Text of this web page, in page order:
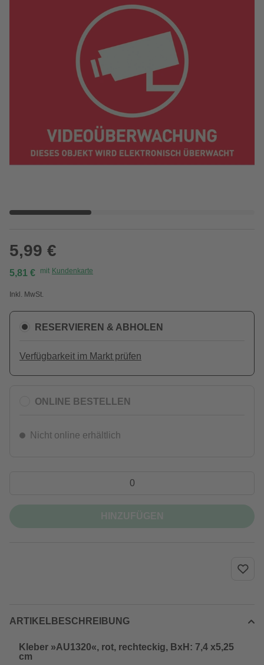
5,99 €
5,81 € mit Kundenkarte
Inkl. MwSt.
RESERVIEREN & ABHOLEN
Verfügbarkeit im Markt prüfen
ONLINE BESTELLEN
Nicht online erhältlich
ARTIKELBESCHREIBUNG
Kleber »AU1320«, rot, rechteckig, BxH: 7,4 x5,25
cm